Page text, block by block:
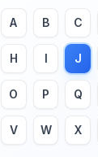
A B C
H I J
O P Q
V W X